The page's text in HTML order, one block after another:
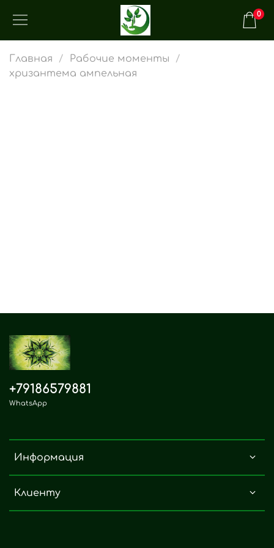
0
Главная
Рабочие моменты
хризантема ампельная
Информация
Клиенту
+79186579881
WhatsApp